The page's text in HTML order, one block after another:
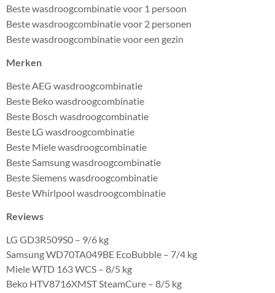
Beste wasdroogcombinatie voor 1 persoon
Beste wasdroogcombinatie voor 2 personen
Beste wasdroogcombinatie voor een gezin
Merken
Beste AEG wasdroogcombinatie
Beste Beko wasdroogcombinatie
Beste Bosch wasdroogcombinatie
Beste LG wasdroogcombinatie
Beste Miele wasdroogcombinatie
Beste Samsung wasdroogcombinatie
Beste Siemens wasdroogcombinatie
Beste Whirlpool wasdroogcombinatie
Reviews
LG GD3R509S0 – 9/6 kg
Samsung WD70TA049BE EcoBubble – 7/4 kg
Miele WTD 163 WCS – 8/5 kg
Beko HTV8716XMST SteamCure – 8/5 kg